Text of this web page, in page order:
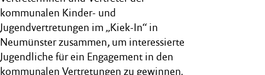
kommunalen Kinder- und
Jugendvertretungen im „Kiek-In“ in
Neumünster zusammen, um interessierte
Jugendliche für ein Engagement in den
kommunalen Vertretungen zu gewinnen.